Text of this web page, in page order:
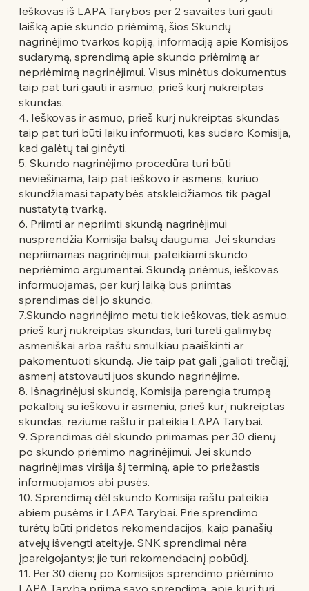
Ieškovas iš LAPA Tarybos per 2 savaites turi gauti
laišką apie skundo priėmimą, šios Skundų
nagrinėjimo tvarkos kopiją, informaciją apie Komisijos
sudarymą, sprendimą apie skundo priėmimą ar
nepriėmimą nagrinėjimui. Visus minėtus dokumentus
taip pat turi gauti ir asmuo, prieš kurį nukreiptas
skundas.
4. Ieškovas ir asmuo, prieš kurį nukreiptas skundas
taip pat turi būti laiku informuoti, kas sudaro Komisija,
kad galėtų tai ginčyti.
5. Skundo nagrinėjimo procedūra turi būti
neviešinama, taip pat ieškovo ir asmens, kuriuo
skundžiamasi tapatybės atskleidžiamos tik pagal
nustatytą tvarką.
6. Priimti ar nepriimti skundą nagrinėjimui
nusprendžia Komisija balsų dauguma. Jei skundas
nepriimamas nagrinėjimui, pateikiami skundo
nepriėmimo argumentai. Skundą priėmus, ieškovas
informuojamas, per kurį laiką bus priimtas
sprendimas dėl jo skundo.
7.Skundo nagrinėjimo metu tiek ieškovas, tiek asmuo,
prieš kurį nukreiptas skundas, turi turėti galimybę
asmeniškai arba raštu smulkiau paaiškinti ar
pakomentuoti skundą. Jie taip pat gali įgalioti trečiąjį
asmenį atstovauti juos skundo nagrinėjime.
8. Išnagrinėjusi skundą, Komisija parengia trumpą
pokalbių su ieškovu ir asmeniu, prieš kurį nukreiptas
skundas, reziume raštu ir pateikia LAPA Tarybai.
9. Sprendimas dėl skundo priimamas per 30 dienų
po skundo priėmimo nagrinėjimui. Jei skundo
nagrinėjimas viršija šį terminą, apie to priežastis
informuojamos abi pusės.
10. Sprendimą dėl skundo Komisija raštu pateikia
abiem pusėms ir LAPA Tarybai. Prie sprendimo
turėtų būti pridėtos rekomendacijos, kaip panašių
atvejų išvengti ateityje. SNK sprendimai nėra
įpareigojantys; jie turi rekomendacinį pobūdį.
11. Per 30 dienų po Komisijos sprendimo priėmimo
LAPA Taryba priima savo sprendimą, apie kurį turi